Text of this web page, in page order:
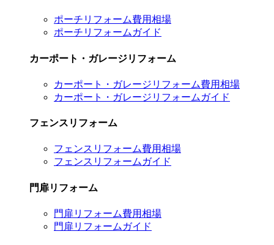
ポーチリフォーム費用相場
ポーチリフォームガイド
カーポート・ガレージリフォーム
カーポート・ガレージリフォーム費用相場
カーポート・ガレージリフォームガイド
フェンスリフォーム
フェンスリフォーム費用相場
フェンスリフォームガイド
門扉リフォーム
門扉リフォーム費用相場
門扉リフォームガイド